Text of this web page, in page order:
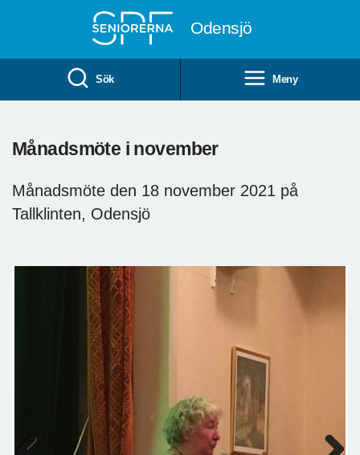
Odensjö
Sök Meny
Månadsmöte i november
Månadsmöte den 18 november 2021 på
Tallklinten, Odensjö